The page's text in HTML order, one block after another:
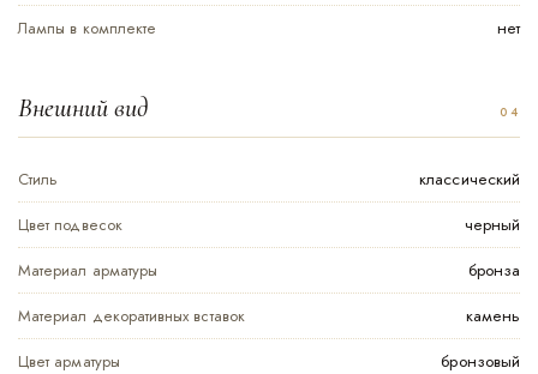
Лампы в комплекте
нет
Внешний вид
Стиль
классический
Цвет подвесок
черный
Материал арматуры
бронза
Материал декоративных вставок
камень
Цвет арматуры
бронзовый